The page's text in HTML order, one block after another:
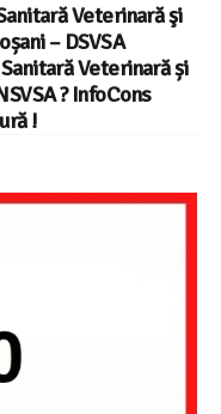
Veterinară şi
– DSVSA
Veterinară și
? InfoCons
!